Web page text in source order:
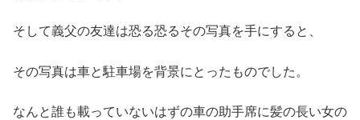
そして義父の友達は恐る恐るその写真を手にすると、
その写真は車と駐車場を背景にとったものでした。
なんと誰も載っていないはずの車の助手席に髪の長い女の